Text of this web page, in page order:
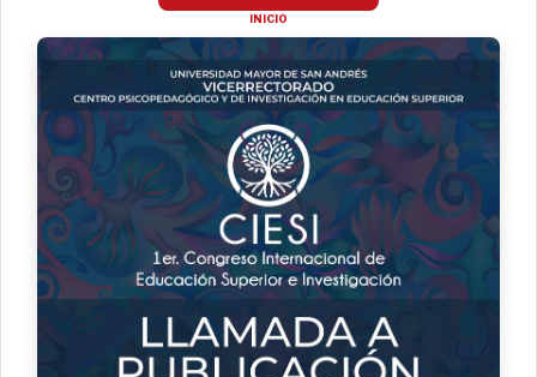
INICIO